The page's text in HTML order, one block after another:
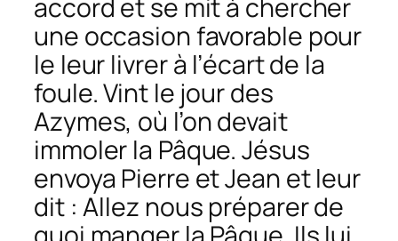
accord et se mit à chercher
une occasion favorable pour
le leur livrer à l’écart de la
foule. Vint le jour des
Azymes, où l’on devait
immoler la Pâque. Jésus
envoya Pierre et Jean et leur
dit : Allez nous préparer de